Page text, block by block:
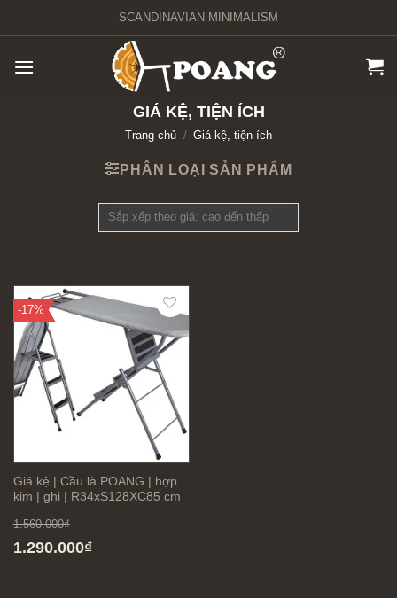
đến
dung
SCANDINAVIAN MINIMALISM
GIÁ KỆ, TIỆN ÍCH
Trang chủ / Giá kệ, tiện ích
PHÂN LOẠI SẢN PHẨM
-17%
Add to
wishlist
Giá kệ | Cầu là POANG | hợp
kim | ghi | R34xS128XC85 cm
1.560.000₫
Giá
gốc
1.290.000₫Giá